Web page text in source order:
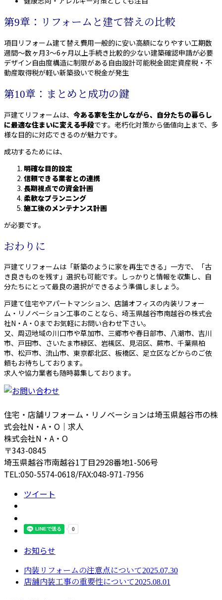
第9章：リフォームと建て替えの比較
項目リフォーム建て替え費用一般的に安い高額になりやすい工期数
週間〜数ヶ月3〜6ヶ月以上手続き比較的少ない建築確認申請が必要
デザイン自由度構造に制限がある自由設計可能税金固定資産税・不
動産取得税が軽い新築扱いで税金が発生
第10章：まとめと成功の鍵
戸建てリフォームは、 今ある家を生かしながら、 自分たちの暮らし
に最適な住まいに変える手段です。老朽化対策から価値向上まで、多
様な目的に対応できるのが魅力です。
成功するためには、
明確な目的設定
信頼できる業者との連携
長期視点での資金計画
柔軟なプランニング
施工後のメンテナンス計画
が必要です。
おわりに
戸建てリフォームは「新築のように家を再生できる」一方で、「古
き良きものを残す」選択も可能です。しっかりと情報を収集し、自
分たちにとって最良の選択ができるよう準備しましょう。
戸建て住宅やアパートマンション、店舗オフィスの内装リフォー
ム・リノベーション工事のことなら、埼玉県越谷市南越谷の株式会
社N・A・Oまでお気軽にお問い合わせ下さい。
又、周辺地域の川口市や草加市、三郷市や春日部市、八潮市、吉川
市、戸田市、さいたま市緑区、岩槻区、見沼区、蕨市、千葉県柏
市、松戸市、流山市、東京都北区、板橋区、足立区などからのご依
頼もお待ちしております。
求人や協力業者も随時募集しております。
住宅・店舗リフォーム・リノベーションは埼玉県越谷市の株
式会社N・A・O｜求人
株式会社N・A・O
〒343-0845
埼玉県越谷市南越谷1丁目2928番地1-506号
TEL:050-5574-0618/FAX:048-971-7956
ツイート
お知らせ
内装リフォームの注意点について2025.07.30
店舗内装工事の重要性について2025.08.01